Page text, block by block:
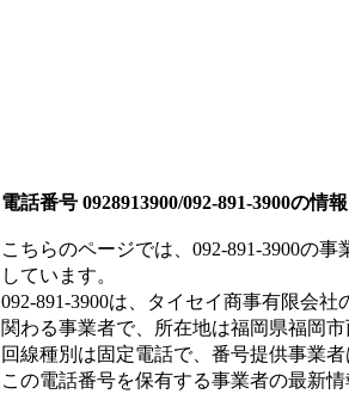
電話番号 0928913900/092-891-3900の情報
こちらのページでは、 092-891-3900の事
しています。
092-891-3900は、 タイセイ商事有限会社
関わる事業者で、所在地は福岡県福岡
回線種別は固定電話で、番号提供事業者
この電話番号を保有する事業者の最新情